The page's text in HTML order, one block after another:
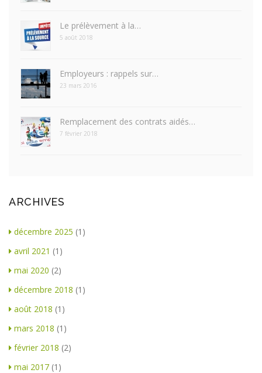
Le prélèvement à la…
5 août 2018
Employeurs : rappels sur…
23 mars 2016
Remplacement des contrats aidés…
7 février 2018
ARCHIVES
décembre 2025 (1)
avril 2021 (1)
mai 2020 (2)
décembre 2018 (1)
août 2018 (1)
mars 2018 (1)
février 2018 (2)
mai 2017 (1)